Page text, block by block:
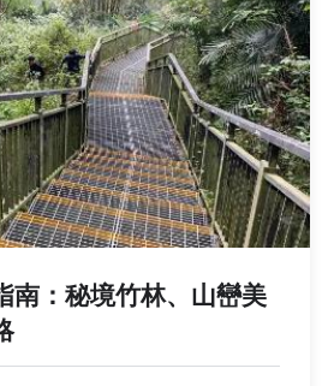
南：秘境竹林、山巒美